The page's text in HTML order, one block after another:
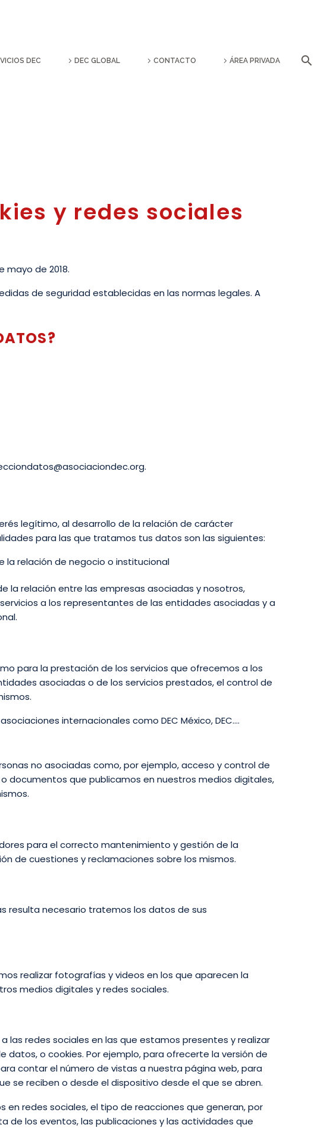
DEC DEC GLOBAL CONTACTO ÁREA PRIVADA
y redes sociales
de 2018.
de seguridad establecidas en las normas legales. A
legítimo, al desarrollo de la relación de carácter
para las que tratamos tus datos son las siguientes:
la relación de negocio o institucional
relación entre las empresas asociadas y nosotros,
a los representantes de las entidades asociadas y a
para la prestación de los servicios que ofrecemos a los
asociadas o de los servicios prestados, el control de
internacionales como DEC México, DEC….
no asociadas como, por ejemplo, acceso y control de
documentos que publicamos en nuestros medios digitales,
para el correcto mantenimiento y gestión de la
de cuestiones y reclamaciones sobre los mismos.
resulta necesario tratemos los datos de sus
realizar fotografías y videos en los que aparecen la
medios digitales y redes sociales.
las redes sociales en las que estamos presentes y realizar
o cookies. Por ejemplo, para ofrecerte la versión de
contar el número de vistas a nuestra página web, para
se reciben o desde el dispositivo desde el que se abren.
redes sociales, el tipo de reacciones que generan, por
de los eventos, las publicaciones y las actividades que